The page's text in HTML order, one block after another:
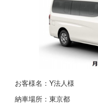
お客様名：Y法人様
納車場所：東京都